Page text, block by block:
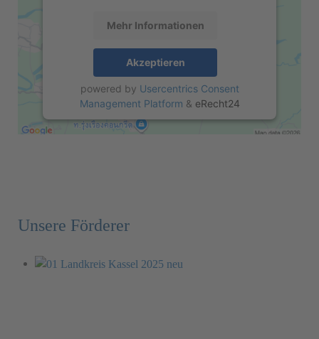
Mehr Informationen
Akzeptieren
powered by Usercentrics Consent
Management Platform & eRecht24
Unsere Förderer